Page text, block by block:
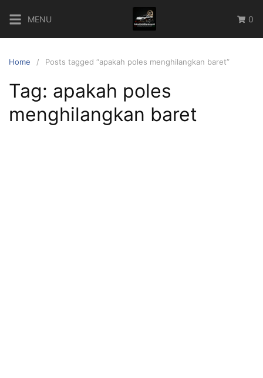
content
MENU 0
Home Posts tagged “apakah poles menghilangkan baret”
Tag: apakah poles
menghilangkan baret